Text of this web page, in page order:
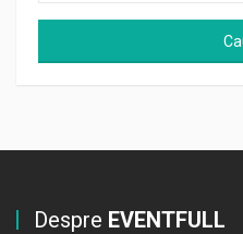
Despre EVENTFULL